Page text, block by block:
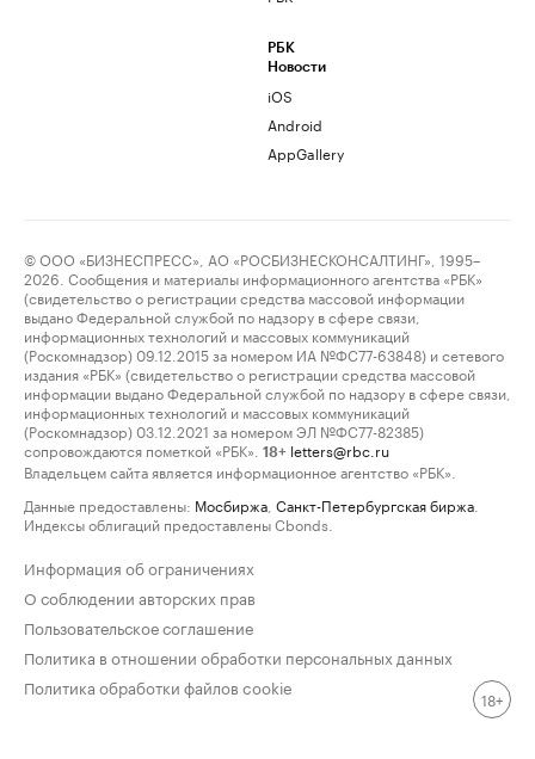
РБК
Новости
iOS
Android
AppGallery
© ООО «БИЗНЕСПРЕСС», АО «РОСБИЗНЕСКОНСАЛТИНГ», 1995–
2026. Сообщения и материалы информационного агентства «РБК»
(свидетельство о регистрации средства массовой информации
выдано Федеральной службой по надзору в сфере связи,
информационных технологий и массовых коммуникаций
(Роскомнадзор) 09.12.2015 за номером ИА №ФС77-63848) и сетевого
издания «РБК» (свидетельство о регистрации средства массовой
информации выдано Федеральной службой по надзору в сфере связи,
информационных технологий и массовых коммуникаций
(Роскомнадзор) 03.12.2021 за номером ЭЛ №ФС77-82385)
сопровождаются пометкой «РБК».
18+ letters@rbc.ru
Владельцем сайта является информационное агентство «РБК».
Данные предоставлены: Мосбиржа Санкт-Петербургская биржа
Индексы облигаций предоставлены Cbonds.
Информация об ограничениях
О соблюдении авторских прав
Пользовательское соглашение
Политика в отношении обработки персональных данных
Политика обработки файлов cookie
18+